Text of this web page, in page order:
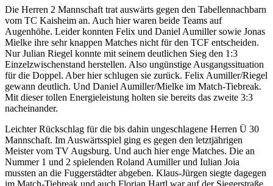
Die Herren 2 Mannschaft trat auswärts gegen den Tabellennachbarn
vom TC Kaisheim an. Auch hier waren beide Teams auf
Augenhöhe. Leider konnten Felix und Daniel Aumiller sowie Jonas
Mielke ihre sehr knappen Matches nicht für den TCF entscheiden.
Nur Julian Riegel konnte mit seinem deutlichen Sieg den 1:3
Einzelzwischenstand herstellen. Also ungünstige Ausgangssituation
für die Doppel. Aber hier schlugen sie zurück. Felix Aumiller/Riegel
gewann deutlich. Und Daniel Aumiller/Mielke im Match-Tiebreak.
Mit dieser tollen Energieleistung holten sie bereits das zweite 3:3
nacheinander.
Leichter Rückschlag für die bis dahin ungeschlagene Herren Ü 30
Mannschaft. Im Auswärtsspiel ging es gegen den letztjährigen
Meister vom TV Augsburg. Und auch hier enge Matches. Die an
Nummer 1 und 2 spielenden Roland Aumiller und Iulian Joia
mussten an die Fuggerstädter abgeben. Klaus-Jürgen siegte dagegen